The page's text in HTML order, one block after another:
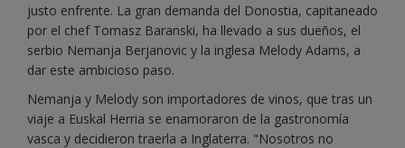
justo enfrente. La gran demanda del Donostia, capitaneado
por el chef Tomasz Baranski, ha llevado a sus dueños, el
serbio Nemanja Berjanovic y la inglesa Melody Adams, a
dar este ambicioso paso.
Nemanja y Melody son importadores de vinos, que tras un
viaje a Euskal Herria se enamoraron de la gastronomía
vasca y decidieron traerla a Inglaterra. "Nosotros no